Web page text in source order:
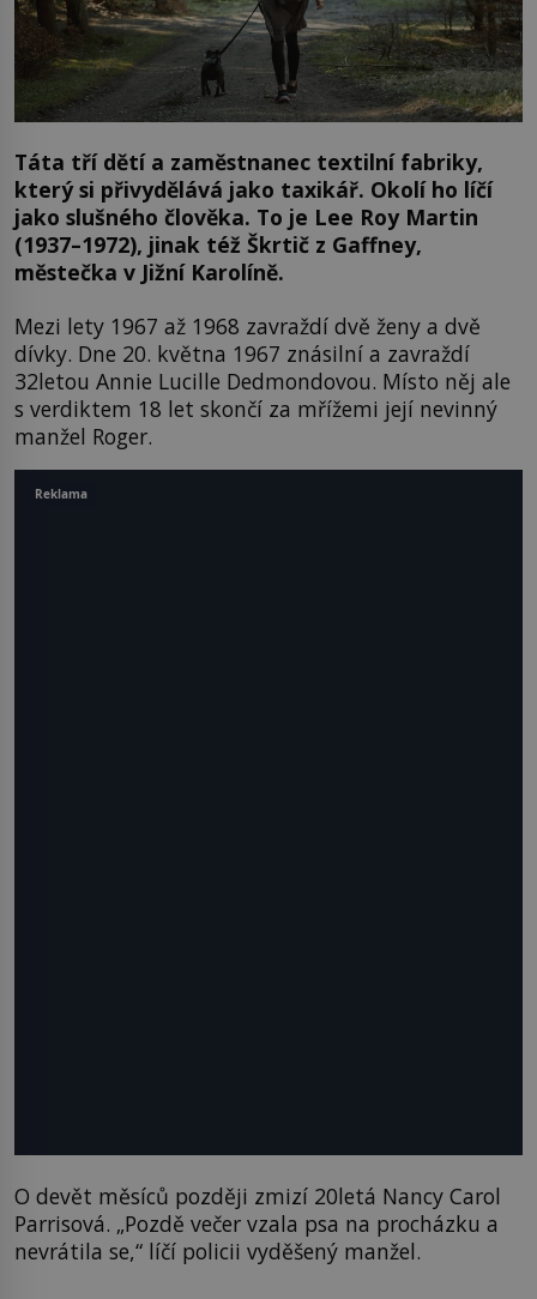
Táta tří dětí a zaměstnanec textilní fabriky,
který si přivydělává jako taxikář. Okolí ho líčí
jako slušného člověka. To je Lee Roy Martin
(1937–1972), jinak též Škrtič z Gaffney,
městečka v Jižní Karolíně.
Mezi lety 1967 až 1968 zavraždí dvě ženy a dvě
dívky. Dne 20. května 1967 znásilní a zavraždí
32letou Annie Lucille Dedmondovou. Místo něj ale
s verdiktem 18 let skončí za mřížemi její nevinný
manžel Roger.
O devět měsíců později zmizí 20letá Nancy Carol
Parrisová. „Pozdě večer vzala psa na procházku a
nevrátila se,“ líčí policii vyděšený manžel.
Reklama